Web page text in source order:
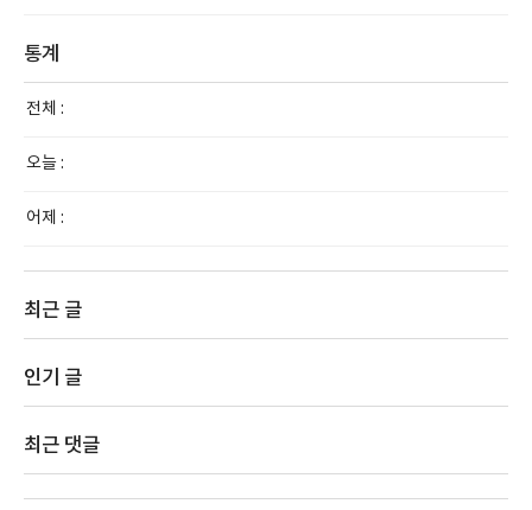
통계
전체 :
오늘 :
어제 :
최근 글
인기 글
최근 댓글